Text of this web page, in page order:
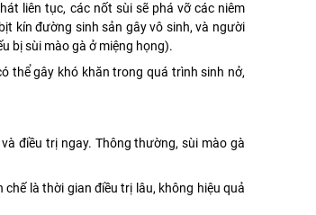
liên tục, các nốt sùi sẽ phá vỡ các niêm
kín đường sinh sản gây vô sinh, và người
bị sùi mào gà ở miệng họng).
thể gây khó khăn trong quá trình sinh nở,
điều trị ngay. Thông thường, sùi mào gà
là thời gian điều trị lâu, không hiệu quả